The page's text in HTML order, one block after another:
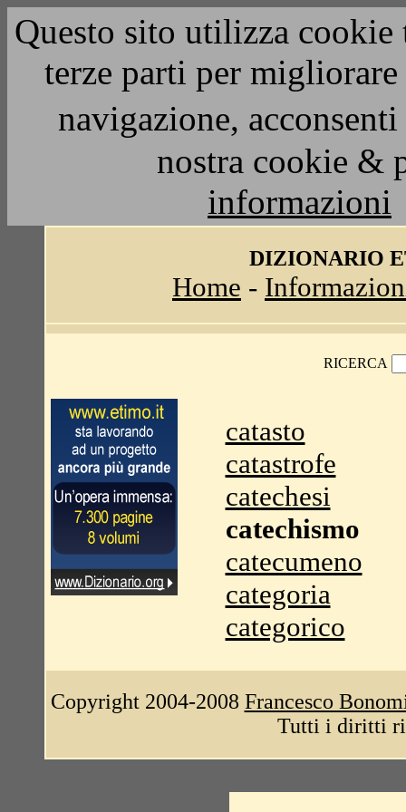
Questo sito utilizza
terze parti per
navigazione,
nostra cookie &
informazioni
DIZIONARIO
Home -
RICERCA
catasto
catastrofe
catechesi
catechismo
catecumeno
categoria
categorico
Copyright 2004-2008 Francesco
Tutti i diritti